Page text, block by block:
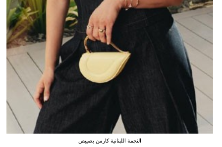
النجمة اللبنانية كارمن بصيبص